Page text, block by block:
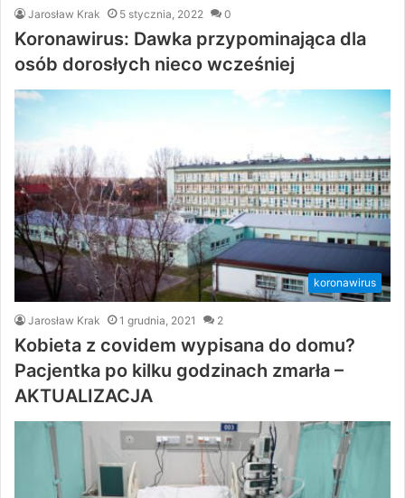
Jarosław Krak 5 stycznia, 2022 0
Koronawirus: Dawka przypominająca dla
osób dorosłych nieco wcześniej
koronawirus
Jarosław Krak 1 grudnia, 2021 2
Kobieta z covidem wypisana do domu?
Pacjentka po kilku godzinach zmarła –
AKTUALIZACJA